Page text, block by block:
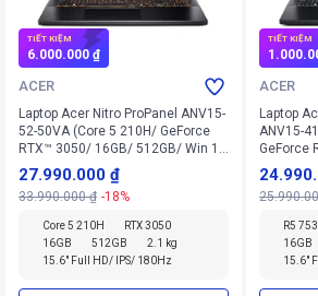
TIẾT KIỆM
6.000.000 ₫
ACER
Laptop Acer Nitro ProPanel ANV15-
52-50VA (Core 5 210H/ GeForce
RTX™ 3050/ 16GB/ 512GB/ Win 11
Home SL)
27.990.000 ₫
33.990.000 ₫ -18%
Core 5 210H
RTX 3050
16GB
512GB
2.1 kg
15.6" Full HD/ IPS/ 180Hz
TIẾT KIỆM
ACER
Laptop
ANV15-
GeForce
512GB/
R5
16GB
15.6"